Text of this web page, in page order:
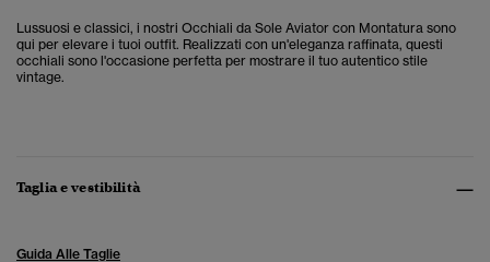
Lussuosi e classici, i nostri Occhiali da Sole Aviator con Montatura sono
qui per elevare i tuoi outfit. Realizzati con un'eleganza raffinata, questi
occhiali sono l'occasione perfetta per mostrare il tuo autentico stile
vintage.
Taglia e vestibilità
Guida Alle Taglie